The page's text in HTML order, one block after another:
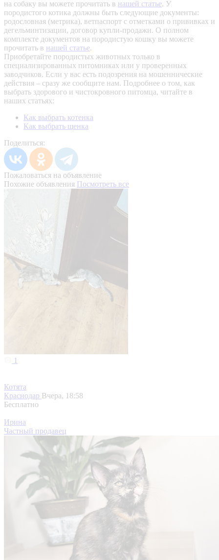
на собаку вы можете прочитать в нашей статье. У
породистого котика должны быть следующие документы:
родословная (метрика), ветпаспорт с отметками о прививках и
дегельминтизации, договор купли-продажи. О полном
комплекте документов на породистую кошку вы можете
прочитать в нашей статье.
Приобретайте породистых животных только в
специализированных питомниках или у проверенных
заводчиков. Если у вас есть подозрения на мошеннические
действия – сразу же сообщите нам. Подробнее о том, как
выбрать здорового и чистокровного питомца, читайте в
наших статьях:
Как выбрать котенка
Как выбрать щенка
Поделиться:
Пожаловаться на объявление
Похожие объявления Посмотреть все
1
Котята
Краснодар Вчера, 18:58
Бесплатно
Ирина
Частный продавец